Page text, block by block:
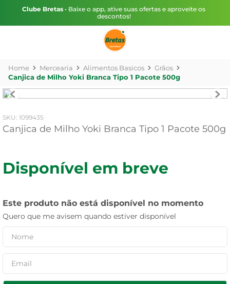
Clube Bretas • Baixe o app, ative suas ofertas e aproveite os
descontos!
Mercearia Alimentos Basicos
Grãos
Canjica de Milho Yoki Branca Tipo 1 Pacote 500g
: 1099435
Canjica de Milho Yoki Branca Tipo 1 Pacote 500g
Disponível em breve
Este produto não está disponível no momento
Quero que me avisem quando estiver disponível